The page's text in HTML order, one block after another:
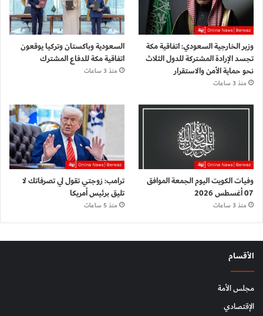
وزير الخارجية السعودي: اتفاقية مكة
تجسد الإرادة المشتركة للدول الثلاث
نحو حماية الأمن والاستقرار
منذ 3 ساعات
السعودية وباكستان وتركيا يوقعون
اتفاقية مكة للدفاع المشترك
منذ 3 ساعات
وفيات الكويت اليوم الجمعة الموافق
07 أغسطس 2026
منذ 3 ساعات
ترامب: زوجتي تقول لي تصرفاتك لا
تليق برئيس أمريكا
منذ 5 ساعات
الأقسام
مجلس الأمة
الإقتصادي